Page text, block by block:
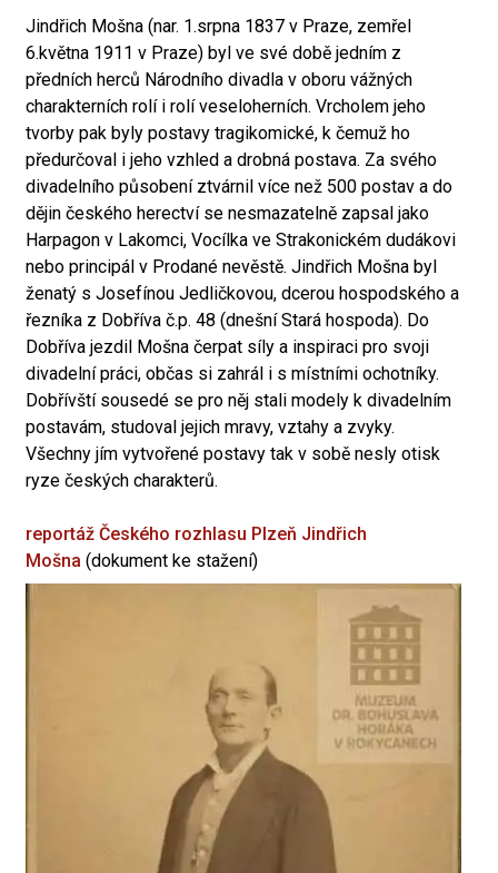
Jindřich Mošna (nar. 1.srpna 1837 v Praze, zemřel
6.května 1911 v Praze) byl ve své době jedním z
předních herců Národního divadla v oboru vážných
charakterních rolí i rolí veseloherních. Vrcholem jeho
tvorby pak byly postavy tragikomické, k čemuž ho
předurčoval i jeho vzhled a drobná postava. Za svého
divadelního působení ztvárnil více než 500 postav a do
dějin českého herectví se nesmazatelně zapsal jako
Harpagon v Lakomci, Vocílka ve Strakonickém dudákovi
nebo principál v Prodané nevěstě. Jindřich Mošna byl
ženatý s Josefínou Jedličkovou, dcerou hospodského a
řezníka z Dobříva č.p. 48 (dnešní Stará hospoda). Do
Dobříva jezdil Mošna čerpat síly a inspiraci pro svoji
divadelní práci, občas si zahrál i s místními ochotníky.
Dobřívští sousedé se pro něj stali modely k divadelním
postavám, studoval jejich mravy, vztahy a zvyky.
Všechny jím vytvořené postavy tak v sobě nesly otisk
ryze českých charakterů.
reportáž Českého rozhlasu Plzeň Jindřich
Mošna (dokument ke stažení)